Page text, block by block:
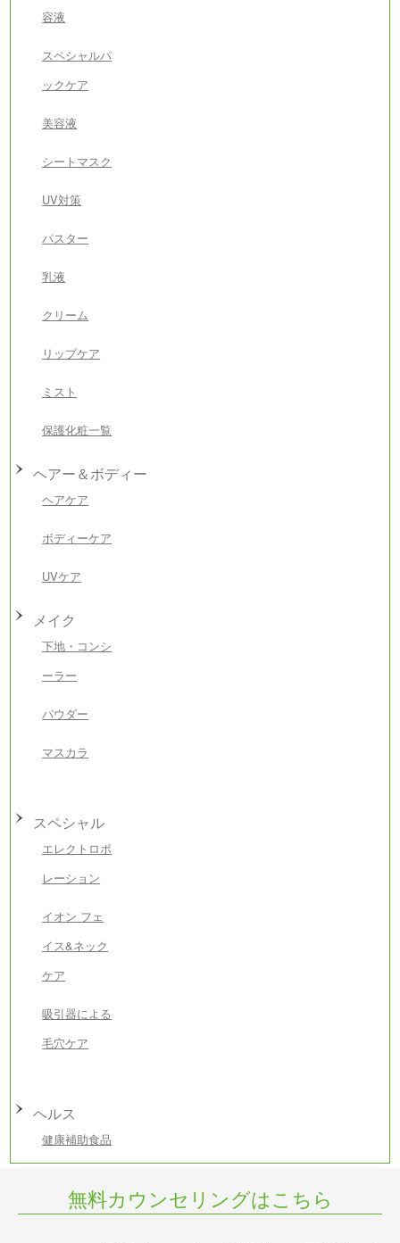
容液
スペシャルパ
ックケア
美容液
シートマスク
UV対策
パスター
乳液
クリーム
リップケア
ミスト
保護化粧一覧
ヘアー＆ボディー
ヘアケア
ボディーケア
UVケア
メイク
下地・コンシ
ーラー
パウダー
マスカラ
スペシャル
エレクトロポ
レーション
イオン フェ
イス&ネック
ケア
吸引器による
毛穴ケア
ヘルス
健康補助食品
無料カウンセリングはこちら